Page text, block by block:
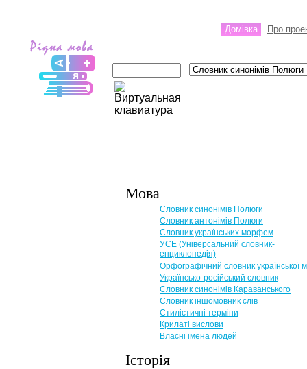
Домівка Про
Мова
Словник синонімів Полюги
Словник антонімів Полюги
Словник українських морфем
УСЕ (Універсальний словник-
енциклопедія)
Орфографічний словник української
Українсько-російський словник
Словник синонімів Караванського
Словник іншомовник слів
Стилістичні терміни
Крилаті вислови
Власні імена людей
Історія